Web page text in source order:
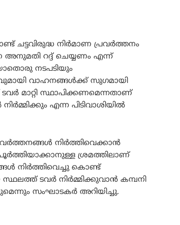
ചട്ടവിരുദ്ധ നിർമാണ പ്രവർത്തനം
അനുമതി റദ്ദ് ചെയ്യണം എന്ന്
നടപടിയും
വാഹനങ്ങൾക്ക് സുഗമായി
മാറ്റി സ്ഥാപിക്കണമെന്നതാണ്
എന്ന പിടിവാശിയിൽ
നിർത്തിവെക്കാൻ
ശ്രമത്തിലാണ്
നിർത്തിവെച്ചു കൊണ്ട്
ടവർ നിർമ്മിക്കുവാൻ കമ്പനി
സംഘാടകർ അറിയിച്ചു.